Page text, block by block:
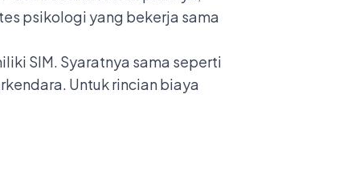
psikologi yang bekerja sama
SIM. Syaratnya sama seperti
Untuk rincian biaya